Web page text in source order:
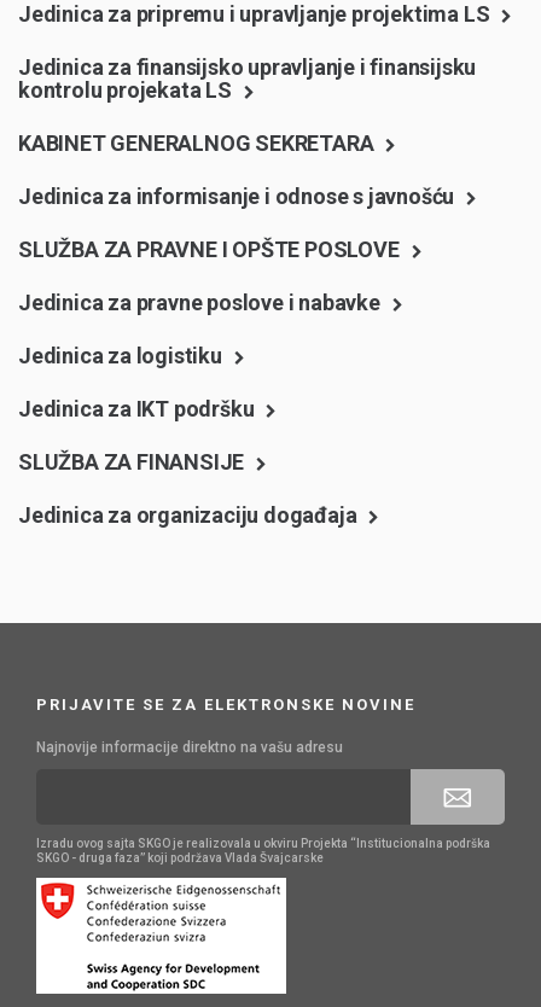
Jedinica za pripremu i upravljanje projektima LS
Jedinica za finansijsko upravljanje i finansijsku
kontrolu projekata LS
KABINET GENERALNOG SEKRETARA
Jedinica za informisanje i odnose s javnošću
SLUŽBA ZA PRAVNE I OPŠTE POSLOVE
Jedinica za pravne poslove i nabavke
Jedinica za logistiku
Jedinica za IKT podršku
SLUŽBA ZA FINANSIJE
Jedinica za organizaciju događaja
PRIJAVITE SE ZA ELEKTRONSKE NOVINE
Najnovije informacije direktno na vašu adresu
Izradu ovog sajta SKGO je realizovala u okviru Projekta “Institucionalna podrška
SKGO - druga faza” koji podržava Vlada Švajcarske